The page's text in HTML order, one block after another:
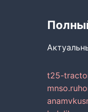
t25-
mnso.ru